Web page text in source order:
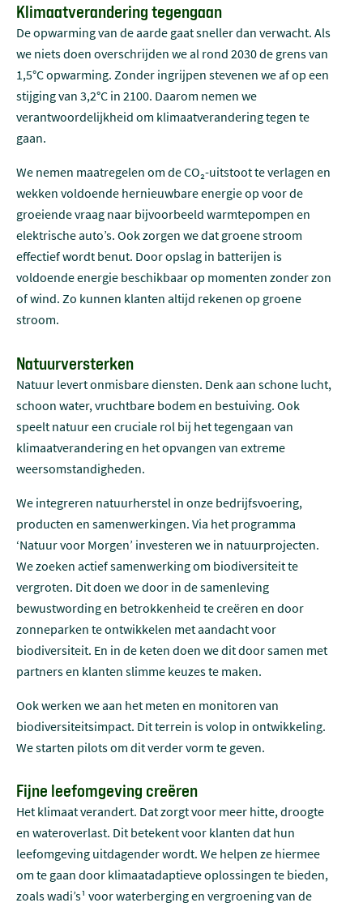
Klimaatverandering tegengaan
De opwarming van de aarde gaat sneller dan verwacht. Als
we niets doen overschrijden we al rond 2030 de grens van
1,5°C opwarming. Zonder ingrijpen stevenen we af op een
stijging van 3,2°C in 2100. Daarom nemen we
verantwoordelijkheid om klimaatverandering tegen te
gaan.
We nemen maatregelen om de CO₂-uitstoot te verlagen en
wekken voldoende hernieuwbare energie op voor de
groeiende vraag naar bijvoorbeeld warmtepompen en
elektrische auto’s. Ook zorgen we dat groene stroom
effectief wordt benut. Door opslag in batterijen is
voldoende energie beschikbaar op momenten zonder zon
of wind. Zo kunnen klanten altijd rekenen op groene
stroom.
Natuurversterken
Natuur levert onmisbare diensten. Denk aan schone lucht,
schoon water, vruchtbare bodem en bestuiving. Ook
speelt natuur een cruciale rol bij het tegengaan van
klimaatverandering en het opvangen van extreme
weersomstandigheden.
We integreren natuurherstel in onze bedrijfsvoering,
producten en samenwerkingen. Via het programma
‘Natuur voor Morgen’ investeren we in natuurprojecten.
We zoeken actief samenwerking om biodiversiteit te
vergroten. Dit doen we door in de samenleving
bewustwording en betrokkenheid te creëren en door
zonneparken te ontwikkelen met aandacht voor
biodiversiteit. En in de keten doen we dit door samen met
partners en klanten slimme keuzes te maken.
Ook werken we aan het meten en monitoren van
biodiversiteitsimpact. Dit terrein is volop in ontwikkeling.
We starten pilots om dit verder vorm te geven.
Fijne leefomgeving creëren
Het klimaat verandert. Dat zorgt voor meer hitte, droogte
en wateroverlast. Dit betekent voor klanten dat hun
leefomgeving uitdagender wordt. We helpen ze hiermee
om te gaan door klimaatadaptieve oplossingen te bieden,
zoals wadi’s¹ voor waterberging en vergroening van de